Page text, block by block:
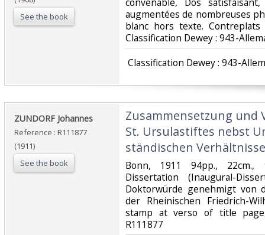
See the book
augmentées de nombreuses
blanc hors texte.
Classification Dewey : 943-
Classification Dewey : 943-
‎ZUNDORF Johannes‎
Reference : R111877
(1911)
See the book
‎Zusammensetzung und
St. Ursulastiftes nebst
ständischen Verhältnisse‎
‎Bonn, 1911 94pp.,
Dissertation (Inaugural-
Doktorwürde genehmigt von
der Rheinischen Friedrich-
stamp at verso of title
R111877‎